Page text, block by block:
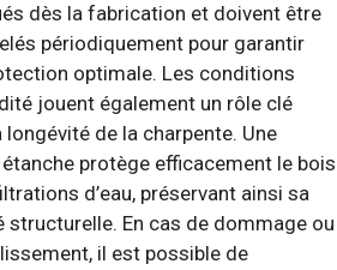
dès la fabrication et doivent être
périodiquement pour garantir
optimale. Les conditions
jouent également un rôle clé
longévité de la charpente. Une
protège efficacement le bois
d’eau, préservant ainsi sa
structurelle. En cas de dommage ou
il est possible de